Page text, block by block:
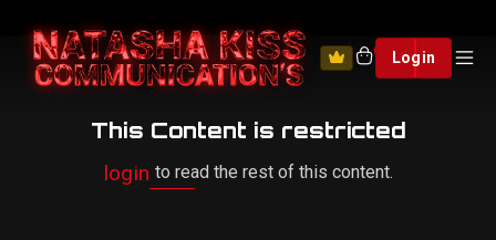
Login
This Content is restricted
login to read the rest of this content.